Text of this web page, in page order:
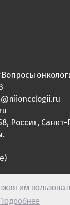
им
Подробнее
Россия,